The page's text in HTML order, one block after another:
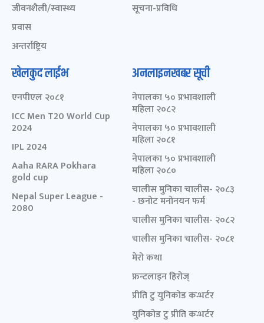
जीवनशैली/स्वास्थ्य
प्रवास
अन्तर्राष्ट्रिय
सूचना-प्रविधि
खेलकुद लाईभ
एनपीएल २०८१
ICC Men T20 World Cup
2024
IPL 2024
Aaha RARA Pokhara
gold cup
Nepal Super League -
2080
अनलाइनखबर सूची
नेपालका ५० प्रभावशाली
महिला २०८२
नेपालका ५० प्रभावशाली
महिला २०८१
नेपालका ५० प्रभावशाली
महिला २०८०
चालीस मुनिका चालीस- २०८३
- छनोट मनोनयन फर्म
चालीस मुनिका चालीस- २०८२
चालीस मुनिका चालीस- २०८१
मेरो कथा
फ्रन्टलाइन हिरोज्
प्रीति टु युनिकोड कन्भर्टर
युनिकोड टु प्रीति कन्भर्टर